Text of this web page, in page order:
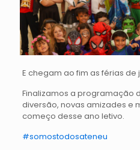
E chegam ao fim as férias de
Finalizamos a programação
diversão, novas amizades e
começo desse ano letivo.
#somostodosateneu